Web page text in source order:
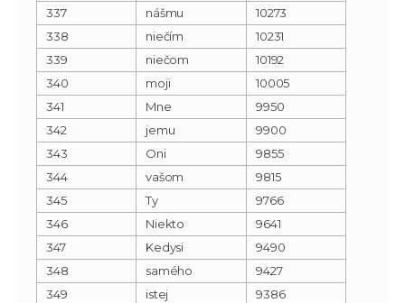
337
nášmu
10273
338
niečím
10231
339
niečom
10192
340
moji
10005
341
Mne
9950
342
jemu
9900
343
Oni
9855
344
vašom
9815
345
Ty
9766
346
Niekto
9641
347
Kedysi
9490
348
samého
9427
349
istej
9386